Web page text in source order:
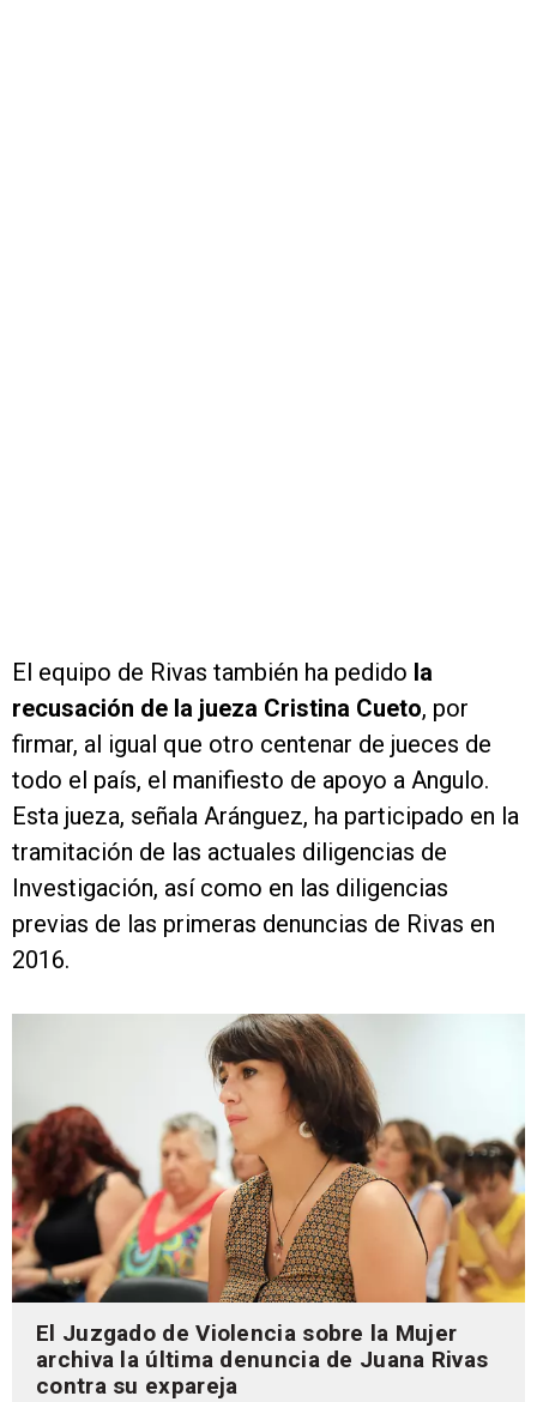
El equipo de Rivas también ha pedido la
recusación de la jueza Cristina Cueto, por
firmar, al igual que otro centenar de jueces de
todo el país, el manifiesto de apoyo a Angulo.
Esta jueza, señala Aránguez, ha participado en la
tramitación de las actuales diligencias de
Investigación, así como en las diligencias
previas de las primeras denuncias de Rivas en
2016.
El Juzgado de Violencia sobre la Mujer
archiva la última denuncia de Juana Rivas
contra su expareja